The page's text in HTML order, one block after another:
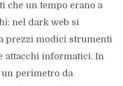
che un tempo erano a
nel dark web si
prezzi modici strumenti
attacchi informatici. In
un perimetro da